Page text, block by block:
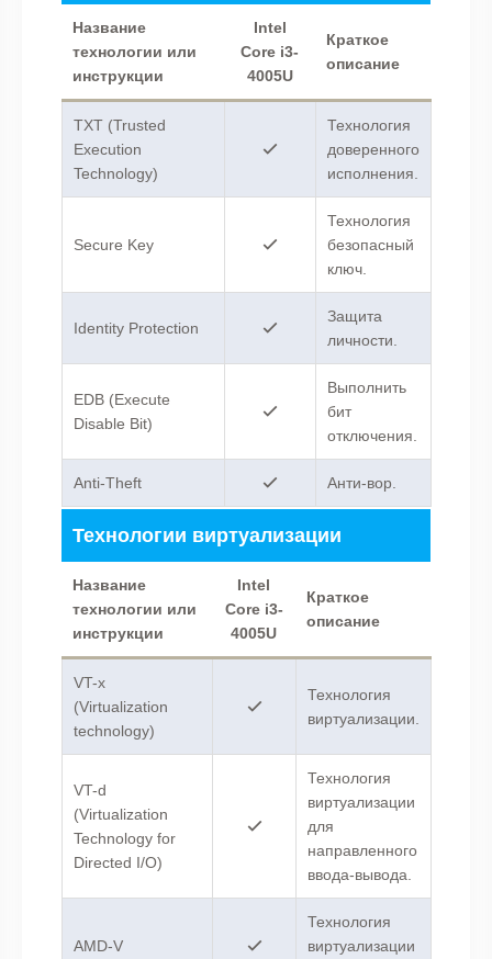
Название
технологии или
инструкции
Intel
Core i3-
4005U
Краткое
описание
TXT (Trusted
Execution
Technology)
Технология
доверенного
исполнения.
Secure Key
Технология
безопасный
ключ.
Identity Protection
Защита
личности.
EDB (Execute
Disable Bit)
Выполнить
бит
отключения.
Anti-Theft Анти-вор.
Технологии виртуализации
Название
технологии или
инструкции
Intel
Core i3-
4005U
Краткое
описание
VT-x
(Virtualization
technology)
Технология
виртуализации.
VT-d
(Virtualization
Technology for
Directed I/O)
Технология
виртуализации
для
направленного
ввода-вывода.
AMD-V
Технология
виртуализации